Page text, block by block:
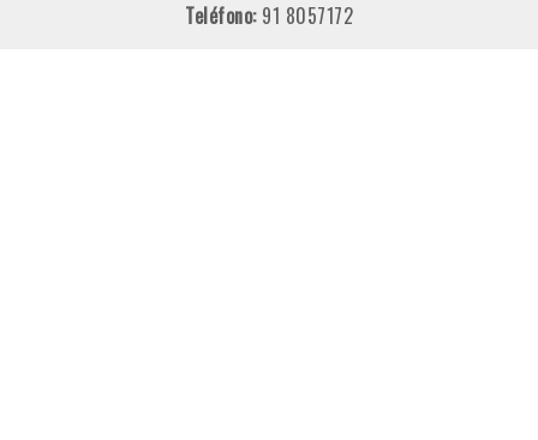
Teléfono: 91 8057172